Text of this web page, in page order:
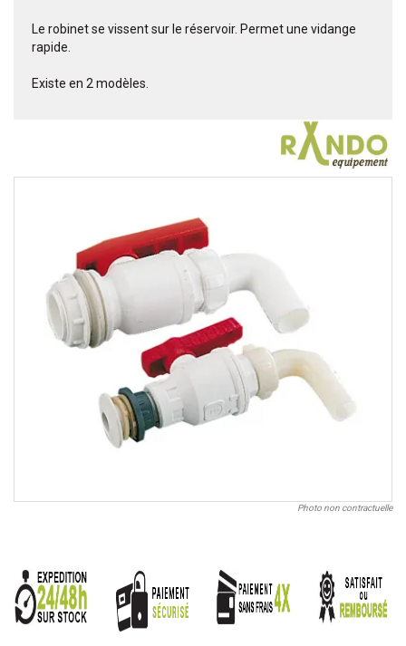
Le robinet se vissent sur le réservoir. Permet une vidange
rapide.
Existe en 2 modèles.
Photo non contractuelle